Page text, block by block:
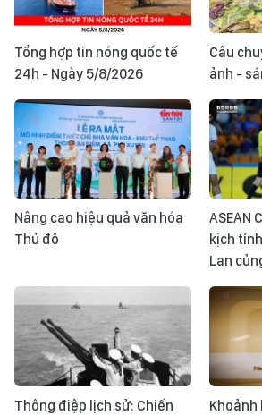
Tổng hợp tin nóng quốc tế
24h - Ngày 5/8/2026
Câu
ảnh -
Nâng cao hiệu quả văn hóa
Thủ đô
ASEAN
kịch
Lan
Thông điệp lịch sử: Chiến
Khoảnh